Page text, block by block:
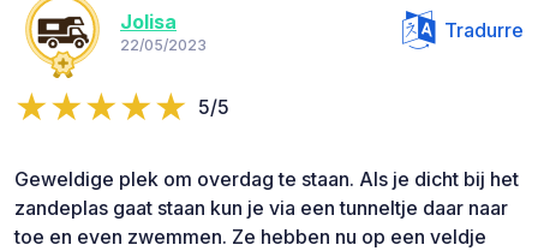
Jolisa
22/05/2023
Tradurre
5/5
Geweldige plek om overdag te staan. Als je dicht bij het
zandeplas gaat staan kun je via een tunneltje daar naar
toe en even zwemmen. Ze hebben nu op een veldje